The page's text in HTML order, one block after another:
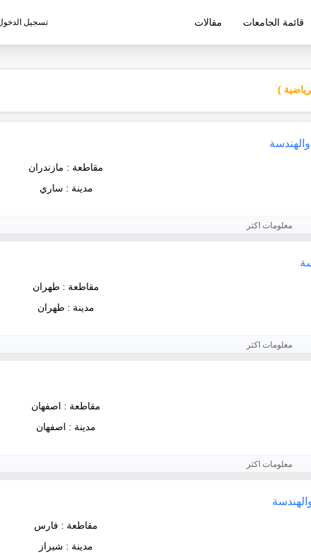
الإيرانية
قائمة الجامعات مقالات تسجيل
)
مقاطعة : مازندران
مدينة : ساري
معلومات اكثر
مقاطعة : طهران
مدينة : طهران
معلومات اكثر
مقاطعة : اصفهان
مدينة : اصفهان
معلومات اكثر
مقاطعة : فارس
مدينة : شيراز